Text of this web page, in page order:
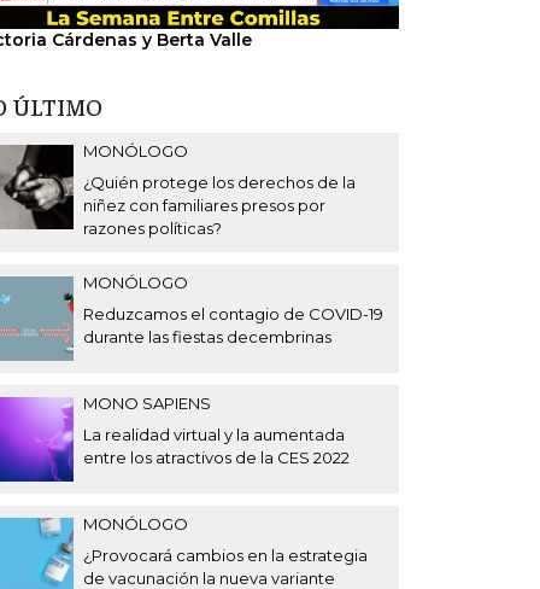
Cárdenas y Berta Valle
ÚLTIMO
MONÓLOGO
¿Quién protege los derechos de la
niñez con familiares presos por
razones políticas?
MONÓLOGO
Reduzcamos el contagio de COVID-19
durante las fiestas decembrinas
MONO SAPIENS
La realidad virtual y la aumentada
entre los atractivos de la CES 2022
MONÓLOGO
¿Provocará cambios en la estrategia
de vacunación la nueva variante